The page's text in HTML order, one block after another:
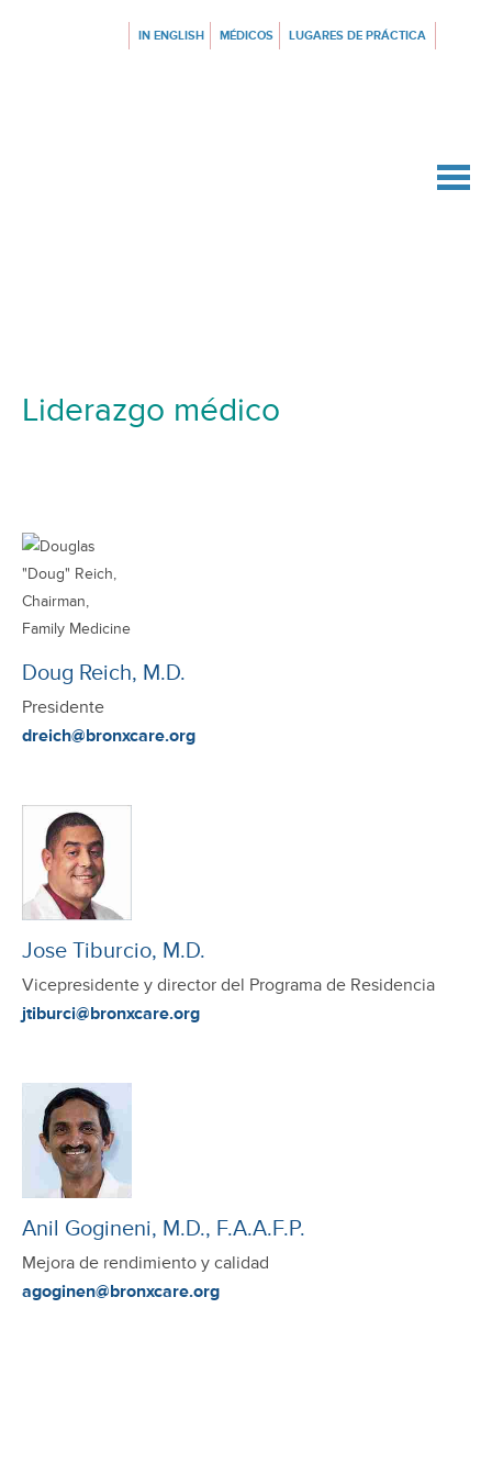
IN ENGLISH MÉDICOS LUGARES DE PRÁCTICA
Liderazgo médico
Doug Reich, M.D.
Presidente
dreich@bronxcare.org
Jose Tiburcio, M.D.
Vicepresidente y director del Programa de Residencia
jtiburci@bronxcare.org
Anil Gogineni, M.D., F.A.A.F.P.
Mejora de rendimiento y calidad
agoginen@bronxcare.org